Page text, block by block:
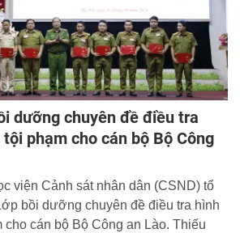
dưỡng chuyên đề điều tra
phạm cho cán bộ Bộ Công
viện Cảnh sát nhân dân (CSND) tổ
bồi dưỡng chuyên đề điều tra hình
cho cán bộ Bộ Công an Lào. Thiếu